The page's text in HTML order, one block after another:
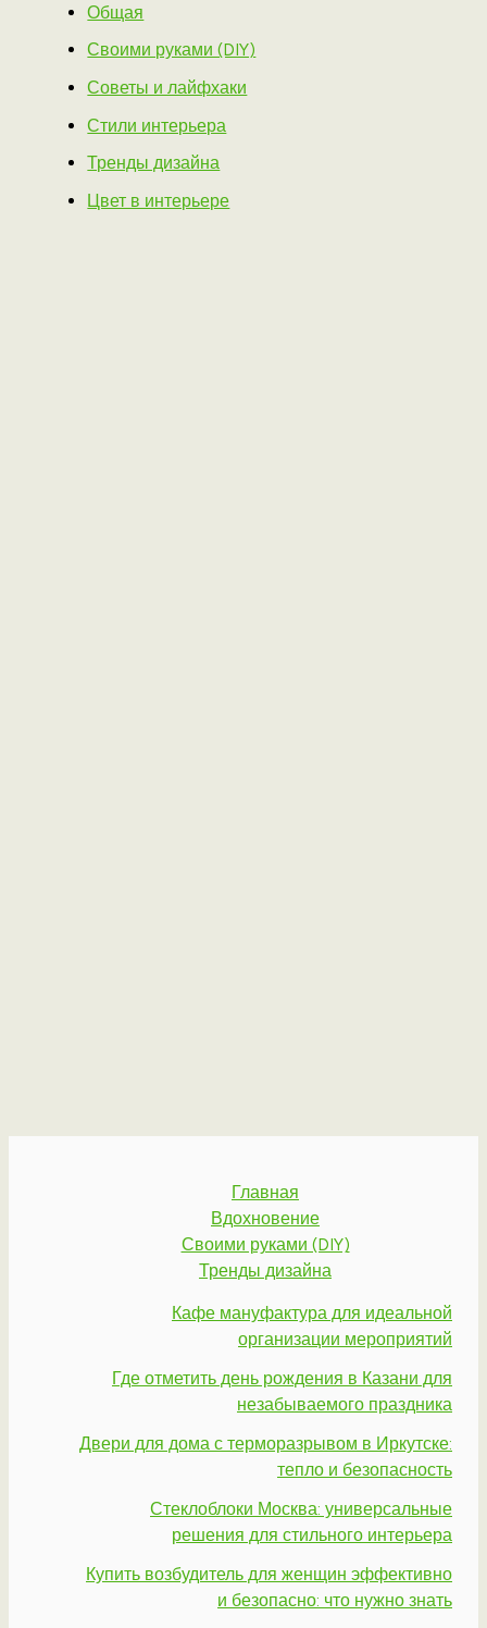
Общая
Своими руками (DIY)
Советы и лайфхаки
Стили интерьера
Тренды дизайна
Цвет в интерьере
Главная
Вдохновение
Своими руками (DIY)
Тренды дизайна
Кафе мануфактура для идеальной
организации мероприятий
Где отметить день рождения в Казани для
незабываемого праздника
Двери для дома с терморазрывом в Иркутске:
тепло и безопасность
Стеклоблоки Москва: универсальные
решения для стильного интерьера
Купить возбудитель для женщин эффективно
и безопасно: что нужно знать